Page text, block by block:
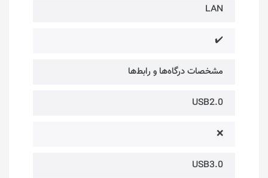
LAN
✔️
مشخصات درگاه‌ها و رابط‌ها
USB2.0
❌
USB3.0